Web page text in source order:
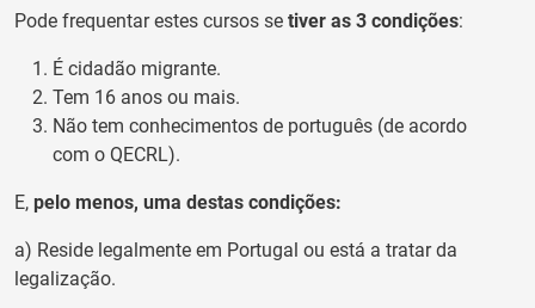
Pode frequentar estes cursos se tiver as 3 condições:
É cidadão migrante.
Tem 16 anos ou mais.
Não tem conhecimentos de português (de acordo
com o QECRL).
E, pelo menos, uma destas condições:
a) Reside legalmente em Portugal ou está a tratar da
legalização.